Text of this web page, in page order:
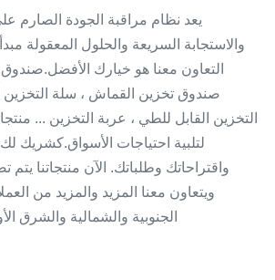
يعد نظام مراقبة الجودة الصارم
والاستجابة السريعة والحلول المعقولة
التعاون معنا هو خيارك الأفضل.صندوق
صندوق تخزين القماش ، سلة التخزين
التخزين القابل للطي ، عربة التخزين ...
لتلبية احتياجات الأسواق.كشريك
ويتعاون معنا المزيد والمزيد من
الجنوبية والشمالية والشرق